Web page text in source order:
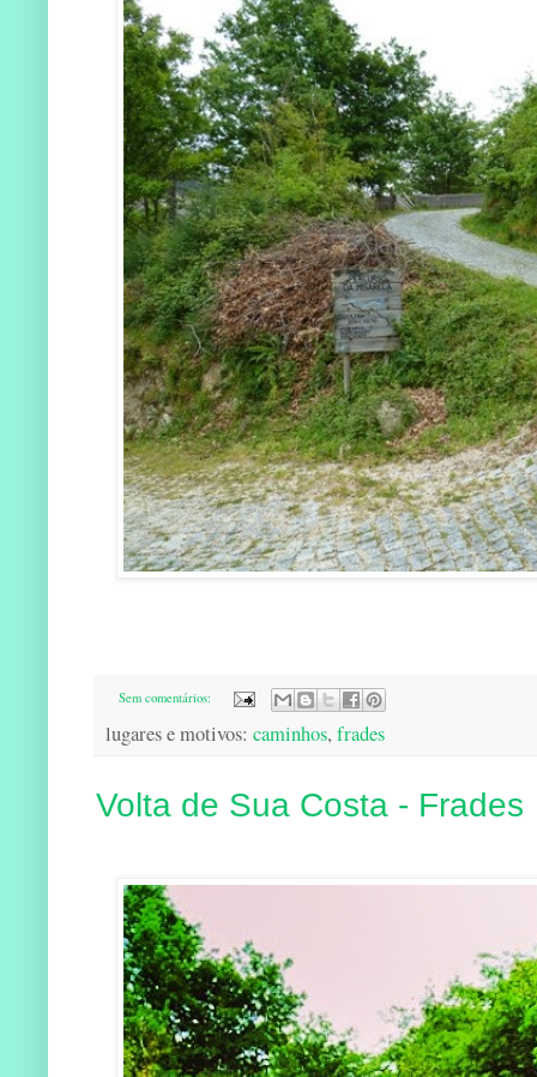
Sem comentários:
lugares e motivos: caminhos, frades
Volta de Sua Costa - Frades